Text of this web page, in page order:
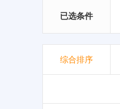
已选条件
综合排序